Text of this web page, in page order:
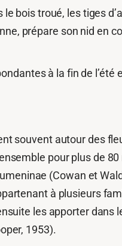
le bois troué, les tiges
prépare son nid en
à la fin de
souvent autour des
pour plus de
(Cowan et
à plusieurs
les apporter
1953).